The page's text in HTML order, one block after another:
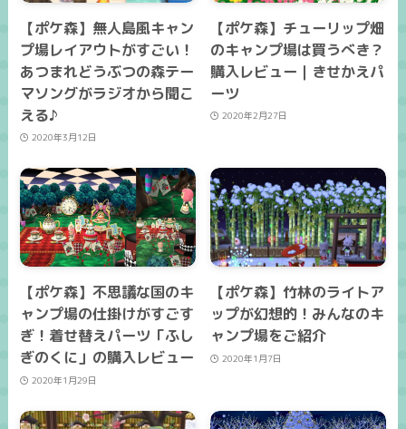
【ポケ森】無人島風キャン
プ場レイアウトがすごい！
あつまれどうぶつの森テー
マソングがラジオから聞こ
える♪
2020年3月12日
【ポケ森】チューリップ畑
のキャンプ場は買うべき？
購入レビュー｜きせかえパ
ーツ
2020年2月27日
【ポケ森】不思議な国のキ
ャンプ場の仕掛けがすごす
ぎ！着せ替えパーツ「ふし
ぎのくに」の購入レビュー
2020年1月29日
【ポケ森】竹林のライトア
ップが幻想的！みんなのキ
ャンプ場をご紹介
2020年1月7日